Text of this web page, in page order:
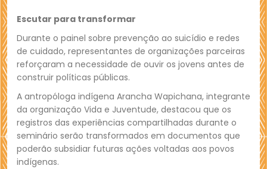
Escutar para transformar
Durante o painel sobre prevenção ao suicídio e redes
de cuidado, representantes de organizações parceiras
reforçaram a necessidade de ouvir os jovens antes de
construir políticas públicas.
A antropóloga indígena Arancha Wapichana, integrante
da organização Vida e Juventude, destacou que os
registros das experiências compartilhadas durante o
seminário serão transformados em documentos que
poderão subsidiar futuras ações voltadas aos povos
indígenas.